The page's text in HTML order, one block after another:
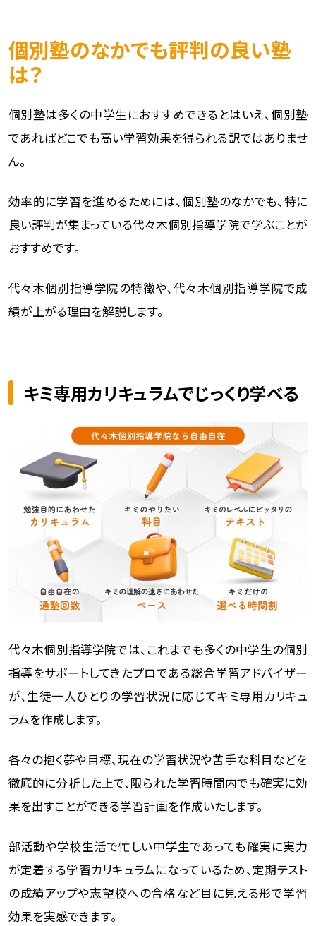
個別塾のなかでも評判の良い塾
は？
個別塾は多くの中学生におすすめできるとはいえ、個別塾
であればどこでも高い学習効果を得られる訳ではありませ
ん。
効率的に学習を進めるためには、個別塾のなかでも、特に
良い評判が集まっている代々木個別指導学院で学ぶことが
おすすめです。
代々木個別指導学院の特徴や、代々木個別指導学院で成
績が上がる理由を解説します。
キミ専用カリキュラムでじっくり学べる
代々木個別指導学院では、これまでも多くの中学生の個別
指導をサポートしてきたプロである総合学習アドバイザー
が、生徒一人ひとりの学習状況に応じてキミ専用カリキュ
ラムを作成します。
各々の抱く夢や目標、現在の学習状況や苦手な科目などを
徹底的に分析した上で、限られた学習時間内でも確実に効
果を出すことができる学習計画を作成いたします。
部活動や学校生活で忙しい中学生であっても確実に実力
が定着する学習カリキュラムになっているため、定期テスト
の成績アップや志望校への合格など目に見える形で学習
効果を実感できます。